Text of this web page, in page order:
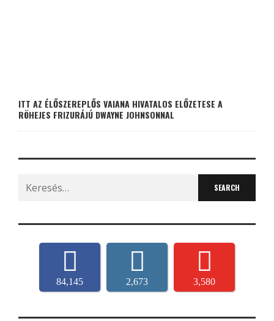
ITT AZ ÉLŐSZEREPLŐS VAIANA HIVATALOS ELŐZETESE A
RÖHEJES FRIZURÁJÚ DWAYNE JOHNSONNAL
Search
for:
84,145 2,673 3,580